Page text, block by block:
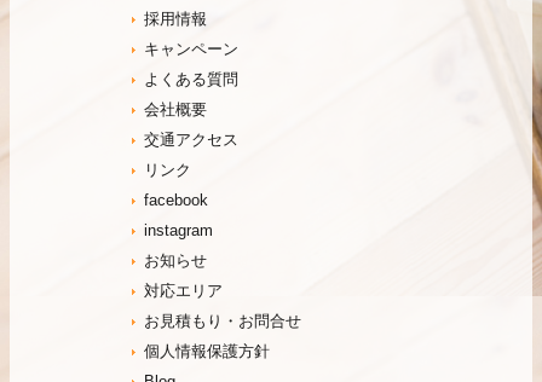
採用情報
キャンペーン
よくある質問
会社概要
交通アクセス
リンク
facebook
instagram
お知らせ
対応エリア
お見積もり・お問合せ
個人情報保護方針